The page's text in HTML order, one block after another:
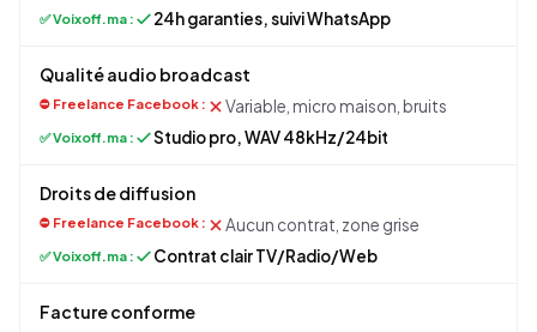
24h garanties, suivi WhatsApp
Qualité audio broadcast
Variable, micro maison, bruits
Studio pro, WAV 48kHz/24bit
Droits de diffusion
Aucun contrat, zone grise
Contrat clair TV/Radio/Web
Facture conforme